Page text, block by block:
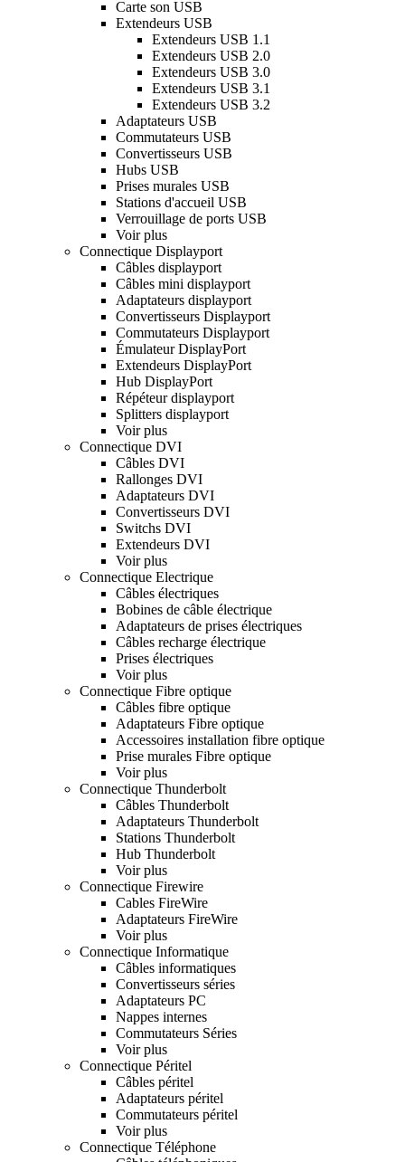
Carte son USB
Extendeurs USB
Extendeurs USB 1.1
Extendeurs USB 2.0
Extendeurs USB 3.0
Extendeurs USB 3.1
Extendeurs USB 3.2
Adaptateurs USB
Commutateurs USB
Convertisseurs USB
Hubs USB
Prises murales USB
Stations d'accueil USB
Verrouillage de ports USB
Voir plus
Connectique Displayport
Câbles displayport
Câbles mini displayport
Adaptateurs displayport
Convertisseurs Displayport
Commutateurs Displayport
Émulateur DisplayPort
Extendeurs DisplayPort
Hub DisplayPort
Répéteur displayport
Splitters displayport
Voir plus
Connectique DVI
Câbles DVI
Rallonges DVI
Adaptateurs DVI
Convertisseurs DVI
Switchs DVI
Extendeurs DVI
Voir plus
Connectique Electrique
Câbles électriques
Bobines de câble électrique
Adaptateurs de prises électriques
Câbles recharge électrique
Prises électriques
Voir plus
Connectique Fibre optique
Câbles fibre optique
Adaptateurs Fibre optique
Accessoires installation fibre optique
Prise murales Fibre optique
Voir plus
Connectique Thunderbolt
Câbles Thunderbolt
Adaptateurs Thunderbolt
Stations Thunderbolt
Hub Thunderbolt
Voir plus
Connectique Firewire
Cables FireWire
Adaptateurs FireWire
Voir plus
Connectique Informatique
Câbles informatiques
Convertisseurs séries
Adaptateurs PC
Nappes internes
Commutateurs Séries
Voir plus
Connectique Péritel
Câbles péritel
Adaptateurs péritel
Commutateurs péritel
Voir plus
Connectique Téléphone